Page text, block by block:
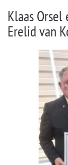
Klaas
Erelid van